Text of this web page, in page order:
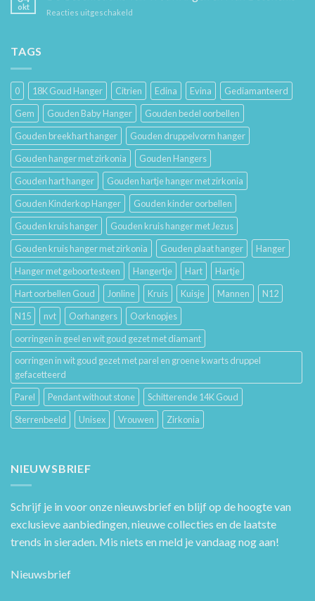
Hoe
okt
Reacties uitgeschakeld
Hun
Betekenis
TAGS
0 18K Goud Hanger Citrien Edina Evina
Gediamanteerd
Gem
Gouden Baby Hanger
Gouden bedel oorbellen
Gouden breekhart hanger
Gouden druppelvorm hanger
Gouden hanger met zirkonia
Gouden Hangers
Gouden hart hanger
Gouden hartje hanger met zirkonia
Gouden Kinderkop Hanger
Gouden kinder oorbellen
Gouden kruis hanger
Gouden kruis hanger met Jezus
Gouden kruis hanger met zirkonia
Gouden plaat hanger
Hanger
Hanger met geboortesteen
Hangertje Hart
Hartje
Hart oorbellen Goud
Jonline Kruis Kuisje Mannen
N12
N15
nvt Oorhangers
Oorknopjes
oorringen in geel en wit goud gezet met diamant
oorringen in wit goud gezet met parel en groene kwarts druppel
gefacetteerd
Parel
Pendant without stone
Schitterende 14K Goud
Sterrenbeeld
Unisex Vrouwen Zirkonia
NIEUWSBRIEF
Schrijf je in voor onze nieuwsbrief en blijf op de hoogte van
exclusieve aanbiedingen, nieuwe collecties en de laatste
trends in sieraden. Mis niets en meld je vandaag nog aan!
Nieuwsbrief